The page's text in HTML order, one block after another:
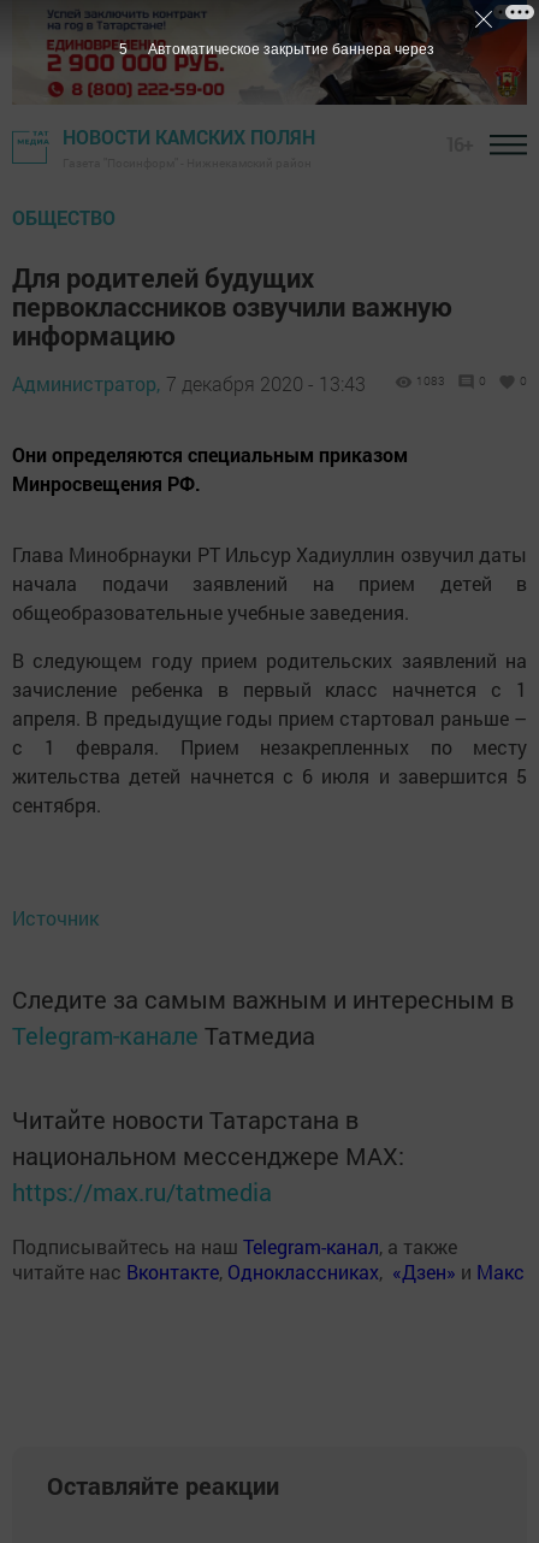
НОВОСТИ КАМСКИХ ПОЛЯН
ОБЩЕСТВО
Для родителей будущих
первоклассников озвучили важную
информацию
Администратор, 7 декабря 2020 - 13:43 1083 0 0
Они определяются специальным приказом
Минросвещения РФ.
Глава Минобрнауки РТ Ильсур Хадиуллин озвучил даты
начала подачи заявлений на прием детей в
общеобразовательные учебные заведения.
В следующем году прием родительских заявлений на
зачисление ребенка в первый класс начнется с 1
апреля. В предыдущие годы прием стартовал раньше –
с 1 февраля. Прием незакрепленных по месту
жительства детей начнется с 6 июля и завершится 5
сентября.
Источник
Следите за самым важным и интересным в
Telegram-канале Татмедиа
Читайте новости Татарстана в
национальном мессенджере MАХ:
https://max.ru/tatmedia
Подписывайтесь на наш Telegram-канал, а также
читайте нас Вконтакте, Одноклассниках, «Дзен» и Макс
Оставляйте реакции
5 Автоматическое закрытие баннера через